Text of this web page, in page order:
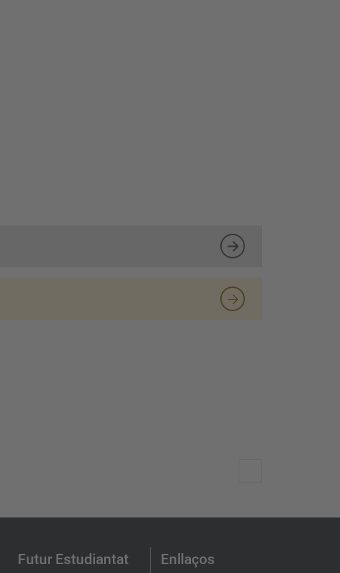
Futur Estudiantat
Enllaços